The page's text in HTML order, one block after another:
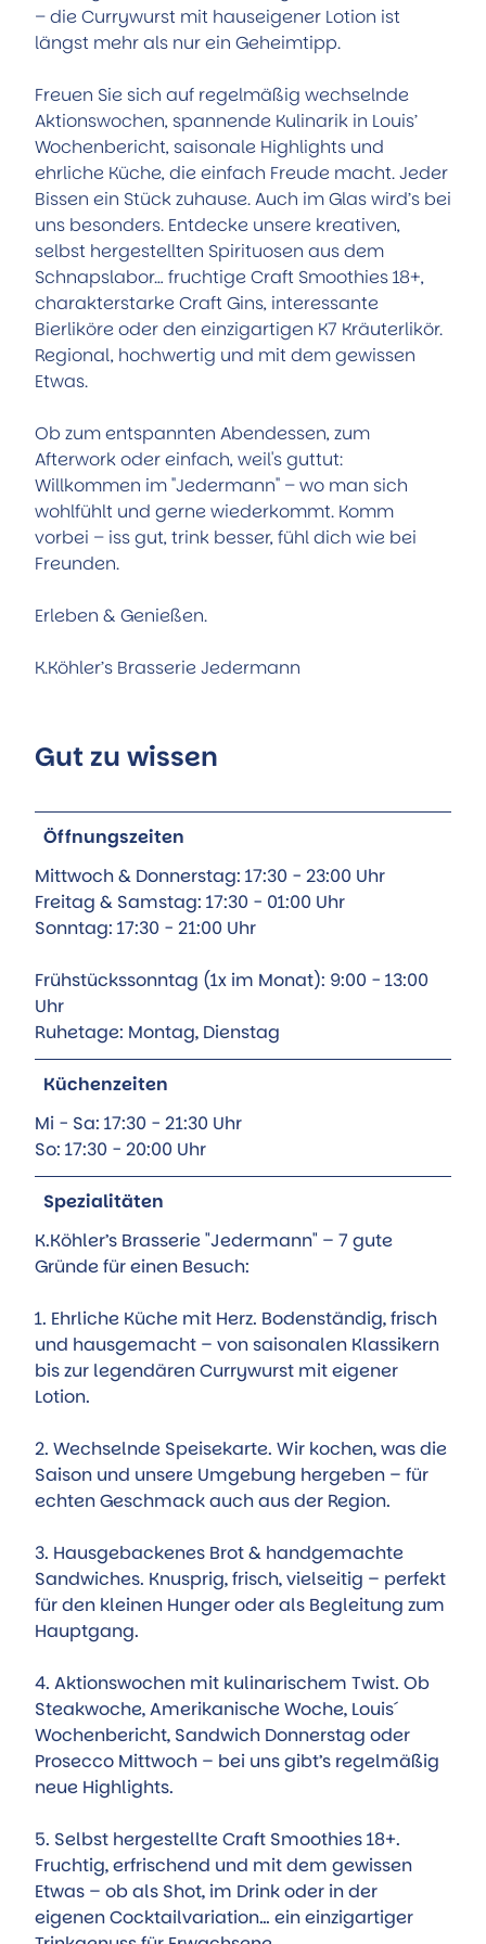
– die Currywurst mit hauseigener Lotion ist
längst mehr als nur ein Geheimtipp.
Freuen Sie sich auf regelmäßig wechselnde
Aktionswochen, spannende Kulinarik in Louis’
Wochenbericht, saisonale Highlights und
ehrliche Küche, die einfach Freude macht. Jeder
Bissen ein Stück zuhause. Auch im Glas wird’s bei
uns besonders. Entdecke unsere kreativen,
selbst hergestellten Spirituosen aus dem
Schnapslabor… fruchtige Craft Smoothies 18+,
charakterstarke Craft Gins, interessante
Bierliköre oder den einzigartigen K7 Kräuterlikör.
Regional, hochwertig und mit dem gewissen
Etwas.
Ob zum entspannten Abendessen, zum
Afterwork oder einfach, weil's guttut:
Willkommen im "Jedermann" – wo man sich
wohlfühlt und gerne wiederkommt. Komm
vorbei – iss gut, trink besser, fühl dich wie bei
Freunden.
Erleben & Genießen.
K.Köhler’s Brasserie Jedermann
Gut zu wissen
Öffnungszeiten
Mittwoch & Donnerstag: 17:30 - 23:00 Uhr​
Freitag & Samstag: 17:30 - 01:00 Uhr​
Sonntag: 17:30 - 21:00 Uhr​
Frühstückssonntag (1x im Monat): 9:00 - 13:00
Uhr
Ruhetage: Montag, Dienstag
Küchenzeiten
Mi - Sa: 17:30 - 21:30 Uhr
So: 17:30 - 20:00 Uhr
Spezialitäten
K.Köhler’s Brasserie "Jedermann" – 7 gute
Gründe für einen Besuch:
1. Ehrliche Küche mit Herz. Bodenständig, frisch
und hausgemacht – von saisonalen Klassikern
bis zur legendären Currywurst mit eigener
Lotion.
2. Wechselnde Speisekarte. Wir kochen, was die
Saison und unsere Umgebung hergeben – für
echten Geschmack auch aus der Region.
3. Hausgebackenes Brot & handgemachte
Sandwiches. Knusprig, frisch, vielseitig – perfekt
für den kleinen Hunger oder als Begleitung zum
Hauptgang.
4. Aktionswochen mit kulinarischem Twist. Ob
Steakwoche, Amerikanische Woche, Louis´
Wochenbericht, Sandwich Donnerstag oder
Prosecco Mittwoch – bei uns gibt’s regelmäßig
neue Highlights.
5. Selbst hergestellte Craft Smoothies 18+.
Fruchtig, erfrischend und mit dem gewissen
Etwas – ob als Shot, im Drink oder in der
eigenen Cocktailvariation… ein einzigartiger